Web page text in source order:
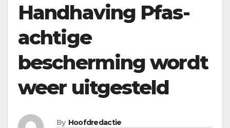
Handhaving Pfas-
achtige
bescherming wordt
weer uitgesteld
By Hoofdredactie